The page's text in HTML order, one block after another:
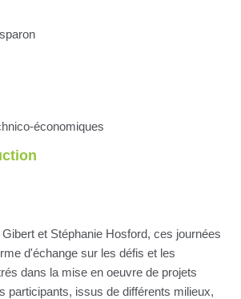
économiques
et Stéphanie Hosford, ces journées
d'échange sur les défis et les
dans la mise en oeuvre de projets
participants, issus de différents milieux,